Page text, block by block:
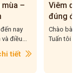
con hiểu
lại là tình trạng mà
hơn 20...
Xem chi tiết